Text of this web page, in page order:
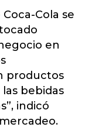
Cola se
en
productos
bebidas
indicó